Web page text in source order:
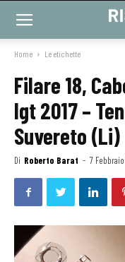
Home Le etichette
Filare 18,
Igt 2017 –
Suvereto (Li)
Di Roberto Barat - 7